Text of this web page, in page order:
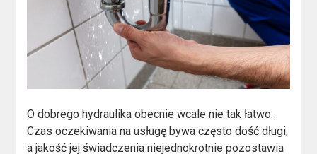
O dobrego hydraulika obecnie wcale nie tak łatwo.
Czas oczekiwania na usługę bywa często dość długi,
a jakość jej świadczenia niejednokrotnie pozostawia